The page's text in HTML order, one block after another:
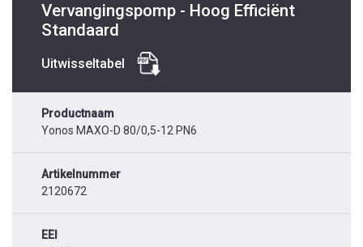
Vervangingspomp - Hoog Efficiënt
Standaard
Uitwisseltabel
Productnaam
Yonos MAXO-D 80/0,5-12 PN6
Artikelnummer
2120672
EEI